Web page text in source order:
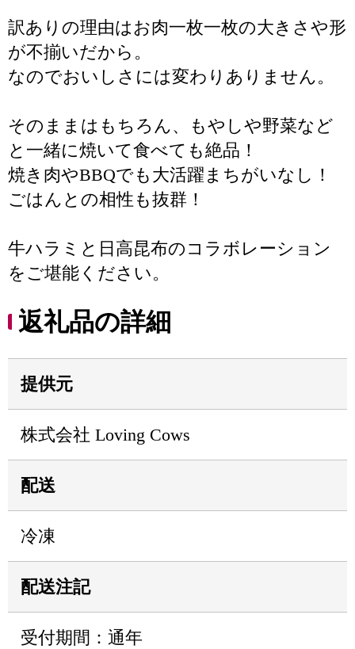
訳ありの理由はお肉一枚一枚の大きさや形
が不揃いだから。
なのでおいしさには変わりありません。
そのままはもちろん、もやしや野菜など
と一緒に焼いて食べても絶品！
焼き肉やBBQでも大活躍まちがいなし！
ごはんとの相性も抜群！
牛ハラミと日高昆布のコラボレーション
をご堪能ください。
返礼品の詳細
提供元
株式会社 Loving Cows
配送
冷凍
配送注記
受付期間：通年